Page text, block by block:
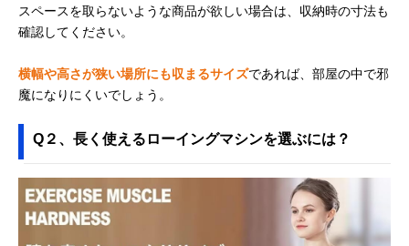
スペースを取らないような商品が欲しい場合は、収納時の寸法も
確認してください。
横幅や高さが狭い場所にも収まるサイズであれば、部屋の中で邪
魔になりにくいでしょう。
Q２、長く使えるローイングマシンを選ぶには？